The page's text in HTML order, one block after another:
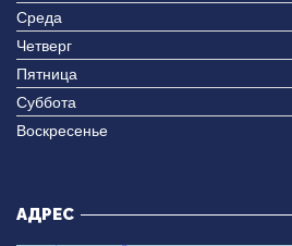
Среда
Четверг
Пятница
Суббота
Воскресенье
АДРЕС